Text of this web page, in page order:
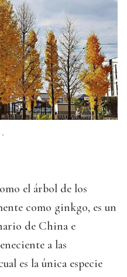
el árbol de los
como ginkgo, es un
de China e
a las
es la única especie